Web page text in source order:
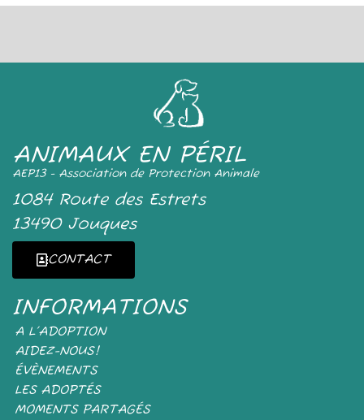
ANIMAUX EN PÉRIL
AEP13 - Association de Protection Animale
1084 Route des Estrets
13490 Jouques
CONTACT
INFORMATIONS
A L’ADOPTION
AIDEZ-NOUS!
ÉVÈNEMENTS
LES ADOPTÉS
MOMENTS PARTAGÉS